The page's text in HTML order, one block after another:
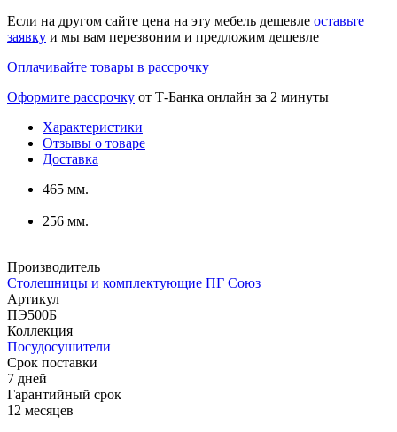
Если на другом сайте цена на эту мебель дешевле оставьте
заявку и мы вам перезвоним и предложим дешевле
Оплачивайте товары в рассрочку
Оформите рассрочку от Т-Банка онлайн за 2 минуты
Характеристики
Отзывы о товаре
Доставка
465 мм.
256 мм.
Производитель
Столешницы и комплектующие ПГ Союз
Артикул
ПЭ500Б
Коллекция
Посудосушители
Срок поставки
7 дней
Гарантийный срок
12 месяцев